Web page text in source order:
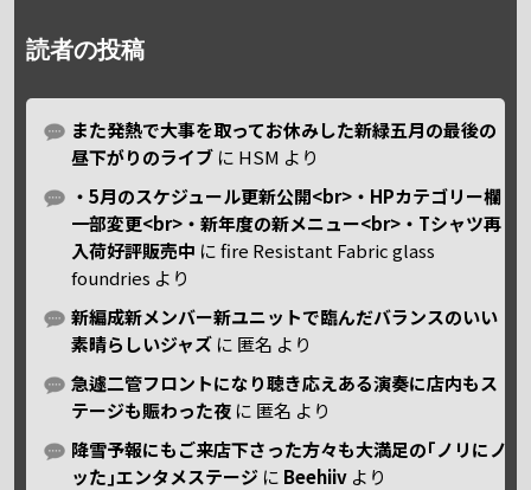
読者の投稿
また発熱で大事を取ってお休みした新緑五月の最後の
昼下がりのライブ に HSM より
・5月のスケジュール更新公開<br>・HPカテゴリー欄
一部変更<br>・新年度の新メニュー<br>・Tシャツ再
入荷好評販売中 にfire Resistant Fabric glass
foundries より
新編成新メンバー新ユニットで臨んだバランスのいい
素晴らしいジャズ に 匿名 より
急遽二管フロントになり聴き応えある演奏に店内もス
テージも賑わった夜 に 匿名 より
降雪予報にもご来店下さった方々も大満足の｢ノリにノ
ッた｣エンタメステージ に Beehiiv より